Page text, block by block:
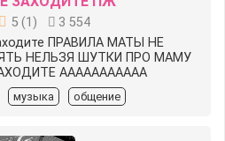
5 (1 )
3 554
ПРАВИЛА МАТЫ НЕ
НЕЛЬЗЯ ШУТКИ ПРО МАМУ
ААААААААААА
музыка общение